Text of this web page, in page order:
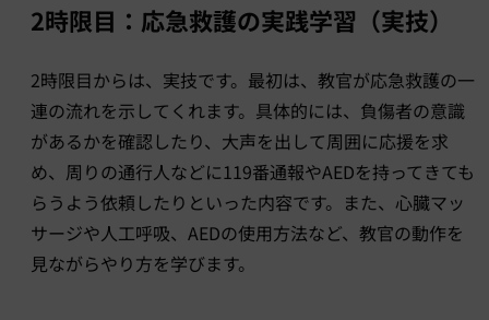
2時限目：応急救護の実践学習（実技）
2時限目からは、実技です。最初は、教官が応急救護の一
連の流れを示してくれます。具体的には、負傷者の意識
があるかを確認したり、大声を出して周囲に応援を求
め、周りの通行人などに119番通報やAEDを持ってきても
らうよう依頼したりといった内容です。また、心臓マッ
サージや人工呼吸、AEDの使用方法など、教官の動作を
見ながらやり方を学びます。